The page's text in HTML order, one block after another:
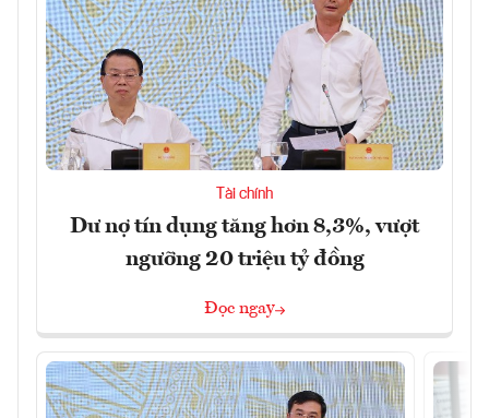
Tài chính
Dư nợ tín dụng tăng hơn 8,3%, vượt
ngưỡng 20 triệu tỷ đồng
Đọc ngay